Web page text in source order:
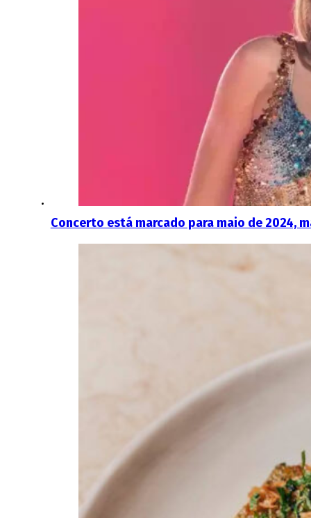
Concerto está marcado para maio de 2024,